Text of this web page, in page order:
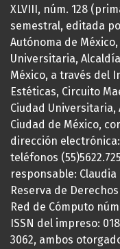
XLVIII, núm. 128
semestral, editada
Autónoma de
Universitaria, Alcaldía
México, a través del
Estéticas, Circuito
Ciudad Universitaria,
Ciudad de México,
dirección electrónica:
teléfonos
responsable:
Reserva de
Red de Cómputo
ISSN del impreso:
3062, ambos